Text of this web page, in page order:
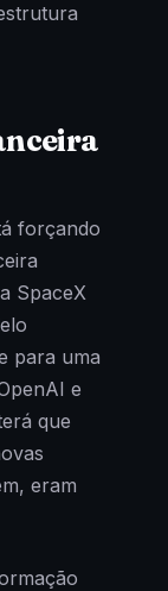
forçando
SpaceX
para uma
e
que
eram